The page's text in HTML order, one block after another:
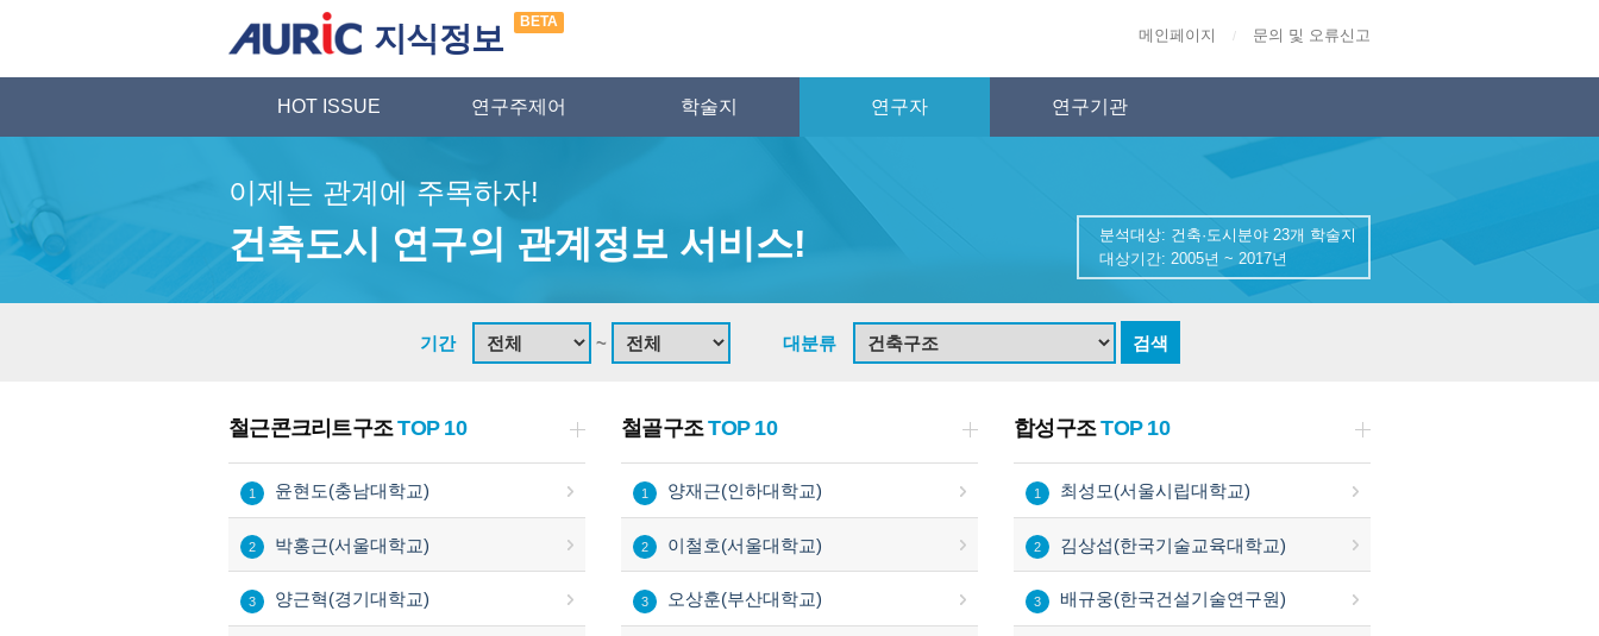
지식정보 BETA
메인페이지 / 문의 및 오류신고
HOT ISSUE 연구주제어 학술지 연구자 연구기관
이제는 관계에 주목하자!
건축도시 연구의 관계정보 서비스!
분석대상: 건축·도시분야 23개 학술지
대상기간: 2005년 ~ 2017년
기간 ~ 대분류
철근콘크리트구조TOP 10
1 윤현도(충남대학교)
2 박홍근(서울대학교)
3 양근혁(경기대학교)
철골구조TOP 10
1 양재근(인하대학교)
2 이철호(서울대학교)
3 오상훈(부산대학교)
합성구조TOP 10
1 최성모(서울시립대학교)
2 김상섭(한국기술교육대학교)
3 배규웅(한국건설기술연구원)